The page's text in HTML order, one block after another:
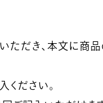
ただき、本文に商
ください。